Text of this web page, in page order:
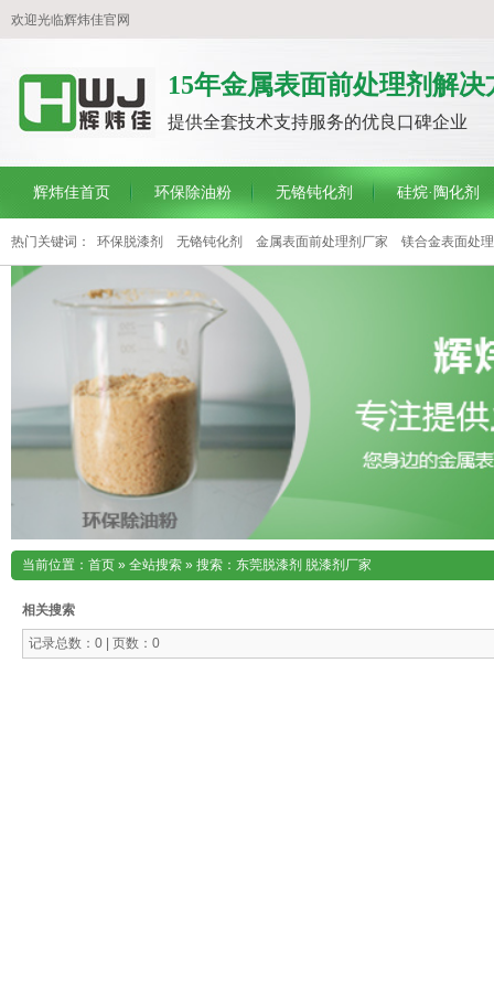
欢迎光临辉炜佳官网
15年金属表面前处理剂解决
提供全套技术支持服务的优良口碑企业
辉炜佳首页 环保除油粉 无铬钝化剂 硅烷·陶化剂
热门关键词： 环保脱漆剂 无铬钝化剂 金属表面前处理剂厂家 镁合金表面处理
当前位置： 首页 » 全站搜索 » 搜索：东莞脱漆剂 脱漆剂厂家
相关搜索
记录总数：0 | 页数：0